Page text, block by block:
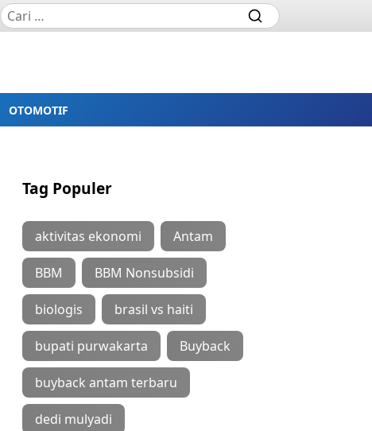
OTOMOTIF
Tag Populer
aktivitas ekonomi Antam
BBM BBM Nonsubsidi
biologis brasil vs haiti
bupati purwakarta Buyback
buyback antam terbaru
dedi mulyadi